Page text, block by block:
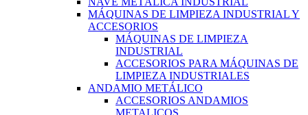
MÁQUINAS DE LIMPIEZA INDUSTRIAL Y
ACCESORIOS
MÁQUINAS DE LIMPIEZA
INDUSTRIAL
ACCESORIOS PARA MÁQUINAS DE
LIMPIEZA INDUSTRIALES
ANDAMIO METÁLICO
ACCESORIOS ANDAMIOS
METALICOS